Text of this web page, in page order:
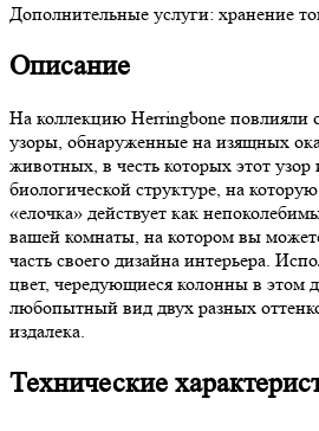
Дополнительные услуги: хранение
Описание
На коллекцию Herringbone повлияли
узоры, обнаруженные на изящных
животных, в честь которых этот
биологической структуре, на
«елочка» действует как
вашей комнаты, на котором вы
часть своего дизайна интерьера.
цвет, чередующиеся колонны в этом
любопытный вид двух разных
издалека.
Технические